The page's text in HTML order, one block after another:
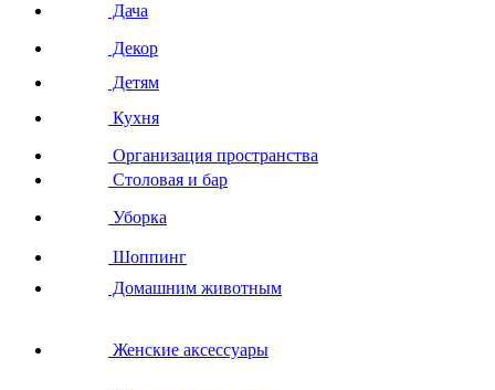
Дача
Декор
Детям
Кухня
Организация пространства
Столовая и бар
Уборка
Шоппинг
Домашним животным
Женские аксессуары